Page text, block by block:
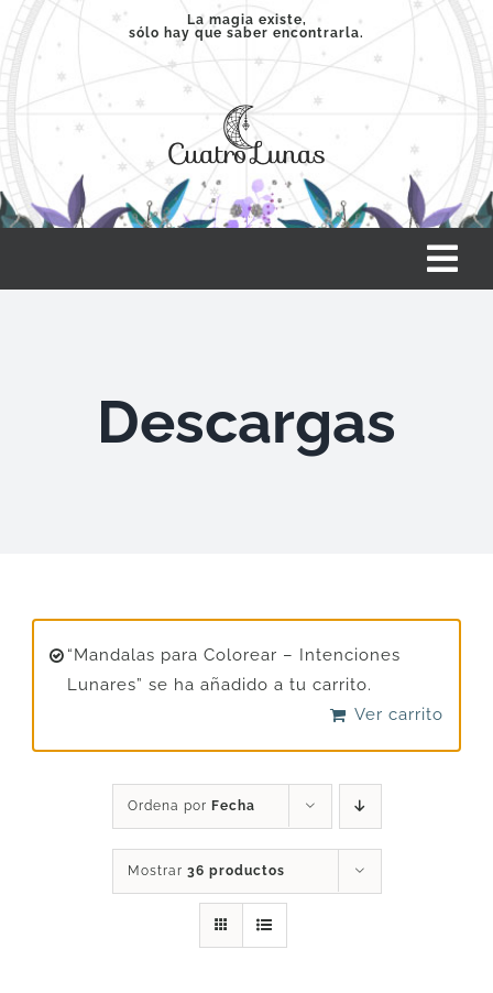
Saltar
contenido
La magia existe,
sólo hay que saber encontrarla.
SERVICIOS
PRODUCTOS
ARTÍCULOS
CONTACTO
Descargas
“Mandalas para Colorear – Intenciones
Lunares” se ha añadido a tu carrito.
Ver carrito
Ordena por Fecha
Mostrar 36 productos